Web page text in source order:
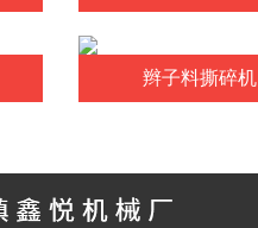
辫子料撕碎机